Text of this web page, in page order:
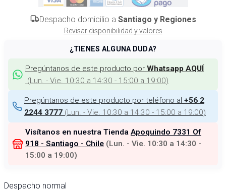
Despacho domicilio a Santiago y Regiones
Revisar disponibilidad y valores
¿TIENES ALGUNA DUDA?
Pregúntanos de este producto por Whatsapp AQUÍ
(Lun. - Vie. 10:30 a 14:30 - 15:00 a 19:00)
Pregúntanos de este producto por teléfono al +56 2
2244 3777 (Lun. - Vie. 10:30 a 14:30 - 15:00 a 19:00)
Visítanos en nuestra Tienda Apoquindo 7331 Of
918 - Santiago - Chile (Lun. - Vie. 10:30 a 14:30 -
15:00 a 19:00)
Despacho normal